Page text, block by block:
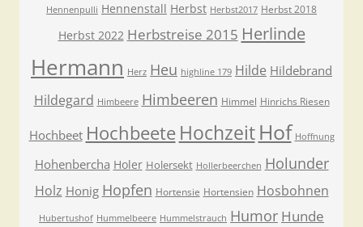
Hennenpulli Hennenstall Herbst Herbst2017 Herbst 2018
Herbst 2022 Herbstreise 2015 Herlinde
Hermann Herz Heu highline 179 Hilde Hildebrand
Hildegard Himbeere Himbeeren Himmel Hinrichs Riesen
Hochbeet Hochbeete Hochzeit Hof Hoffnung
Hohenbercha Holer Holersekt Hollerbeerchen Holunder
Holz Honig Hopfen Hortensie Hortensien Hosbohnen
Hubertushof Hummelbeere Hummelstrauch Humor Hunde